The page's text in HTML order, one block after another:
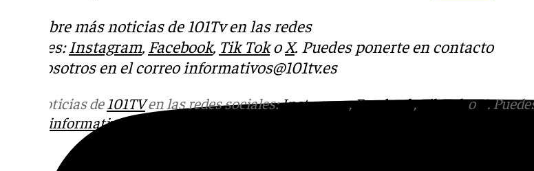
Descubre más noticias de 101Tv en las redes
sociales:Instagram, Facebook, Tik TokoX. Puedes ponerte en contacto
con nosotros en el correo informativos@101tv.es
Más noticias de101TVen las redes sociales:Instagram,Facebook,Tik TokoX.
informativos@101tv.es